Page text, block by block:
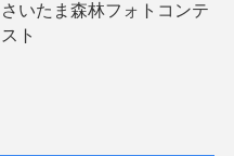
さいたま森林フォトコンテ
スト